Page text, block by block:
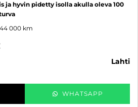
ja hyvin pidetty isolla akulla oleva 100
000 km
lahti
WHATSAPP